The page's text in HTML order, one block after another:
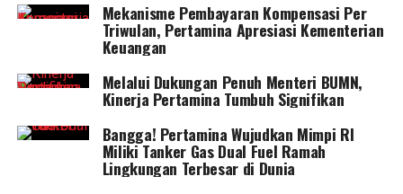
Mekanisme Pembayaran Kompensasi Per
Triwulan, Pertamina Apresiasi Kementerian
Keuangan
Melalui Dukungan Penuh Menteri BUMN,
Kinerja Pertamina Tumbuh Signifikan
Bangga! Pertamina Wujudkan Mimpi RI
Miliki Tanker Gas Dual Fuel Ramah
Lingkungan Terbesar di Dunia